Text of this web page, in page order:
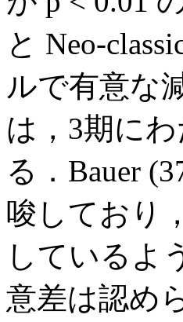
と Neo-
ルで有意な
は，3期に
る．Bauer
唆しており
しているよ
意差は認め